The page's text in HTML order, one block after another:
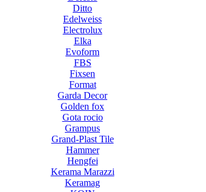
Ditto
Edelweiss
Electrolux
Elka
Evoform
FBS
Fixsen
Format
Garda Decor
Golden fox
Gota rocio
Grampus
Grand-Plast Tile
Hammer
Hengfei
Kerama Marazzi
Keramag